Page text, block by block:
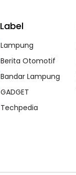
Label
Lampung
Berita Otomotif
Bandar Lampung
GADGET
Techpedia